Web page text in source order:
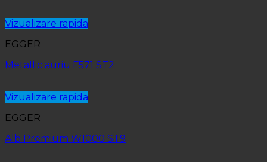
Vizualizare rapida
EGGER
Metallic auriu F571 ST2
Vizualizare rapida
EGGER
Alb Premium W1000 ST9